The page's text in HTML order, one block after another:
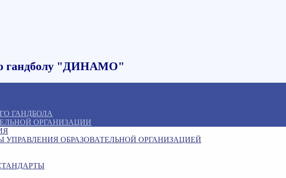
"ДИНАМО"
ГАНДБОЛА
ОРГАНИЗАЦИИ
УПРАВЛЕНИЯ ОБРАЗОВАТЕЛЬНОЙ ОРГАНИЗАЦИЕЙ